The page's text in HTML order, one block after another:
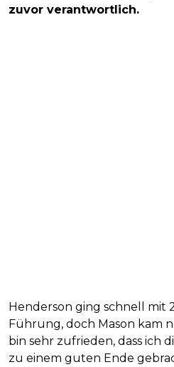
zuvor verantwortlich.
Henderson ging schnell mit
Führung, doch Mason kam
bin sehr zufrieden, dass ich
zu einem guten Ende